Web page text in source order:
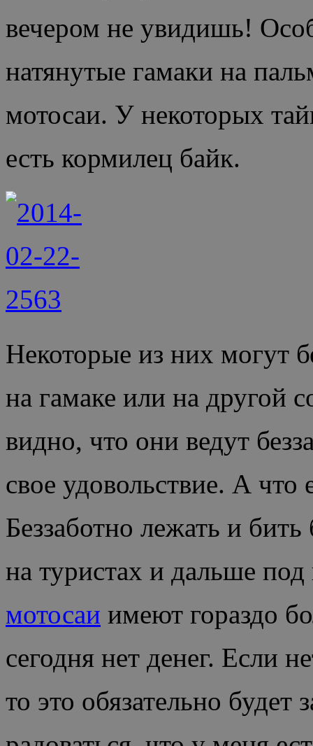
вечером не увидишь!
натянутые гамаки на
мотосаи. У некоторых
есть кормилец байк.
Некоторые из них могут
на гамаке или на другой
видно, что они ведут
свое удовольствие. А
Беззаботно лежать и
на туристах и дальше
мотосаи имеют гораздо
сегодня нет денег. Если
то это обязательно будет